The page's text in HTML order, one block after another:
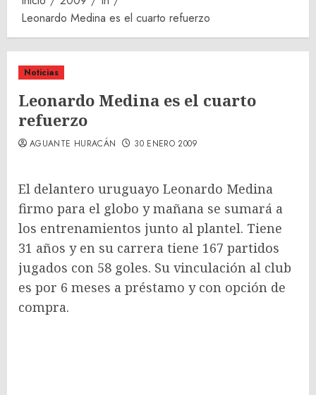
Leonardo Medina es el cuarto refuerzo
Noticias
Leonardo Medina es el cuarto
refuerzo
AGUANTE HURACÁN 30 ENERO 2009
El delantero uruguayo Leonardo Medina
firmo para el globo y mañana se sumará a
los entrenamientos junto al plantel. Tiene
31 años y en su carrera tiene 167 partidos
jugados con 58 goles. Su vinculación al club
es por 6 meses a préstamo y con opción de
compra.